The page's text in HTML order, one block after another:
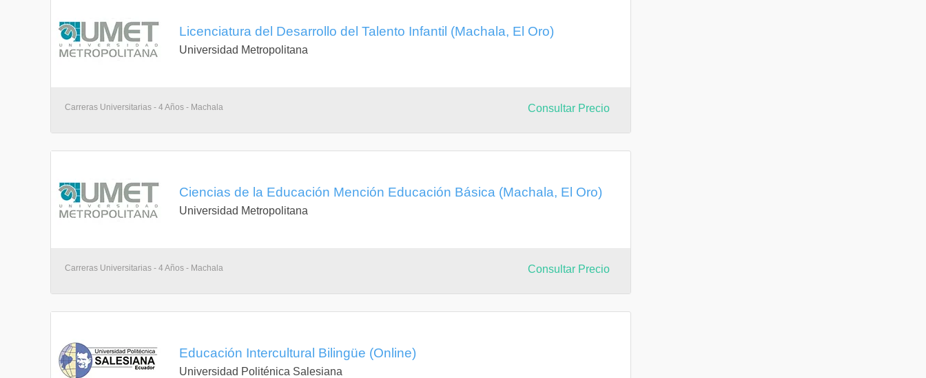
Licenciatura del Desarrollo del Talento Infantil (Machala, El Oro)
Universidad Metropolitana
Carreras Universitarias - 4 Años - Machala Consultar Precio
Ciencias de la Educación Mención Educación Básica (Machala, El Oro)
Universidad Metropolitana
Carreras Universitarias - 4 Años - Machala Consultar Precio
Educación Intercultural Bilingüe (Online)
Universidad Politénica Salesiana